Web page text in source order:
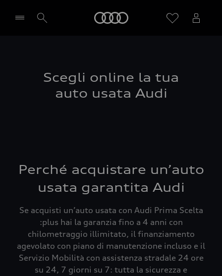
Scegli online la tua
auto usata Audi
Perché acquistare un’auto
usata garantita Audi
Se acquisti un’auto usata con Audi Prima Scelta
:plus hai la garanzia fino a 4 anni con
chilometraggio illimitato, il finanziamento
agevolato con piano di manutenzione incluso e il
Servizio Mobilità con assistenza stradale 24 ore
su 24, 7 giorni su 7: tutta la sicurezza e